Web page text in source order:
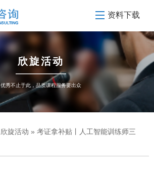
资料下载
欣旋活动
优秀不止于此，品质课程服务要出众
欣旋活动 » 考证拿补贴丨人工智能训练师三